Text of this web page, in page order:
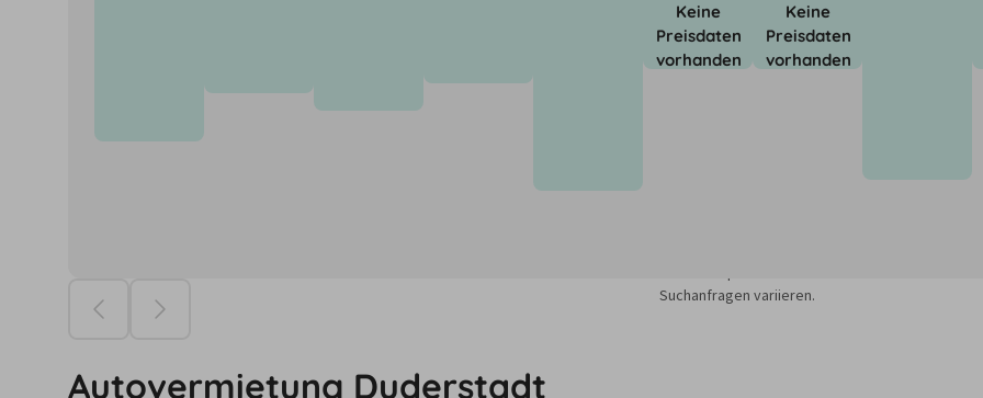
Keine
Preisdaten
vorhanden
Keine
Preisdaten
vorhanden
Suchanfragen variieren.
Autovermietung Duderstadt